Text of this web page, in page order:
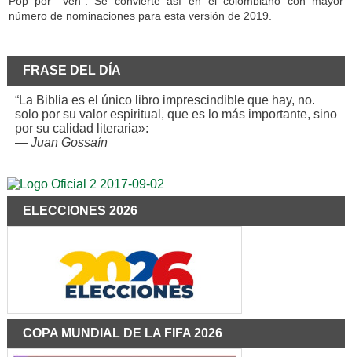
número de nominaciones para esta versión de 2019.
FRASE DEL DÍA
“La Biblia es el único libro imprescindible que hay, no.
solo por su valor espiritual, que es lo más importante, sino
por su calidad literaria»:
— Juan Gossaín
ELECCIONES 2026
COPA MUNDIAL DE LA FIFA 2026